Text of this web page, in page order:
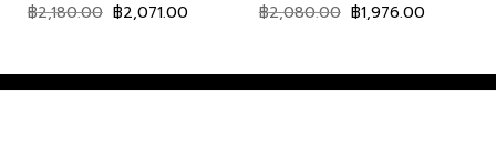
฿2,180.00 ฿2,071.00 ฿2,080.00 ฿1,976.00